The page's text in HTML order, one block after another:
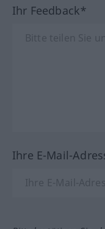
Ihr Feedback*
Ihre E-Mail-